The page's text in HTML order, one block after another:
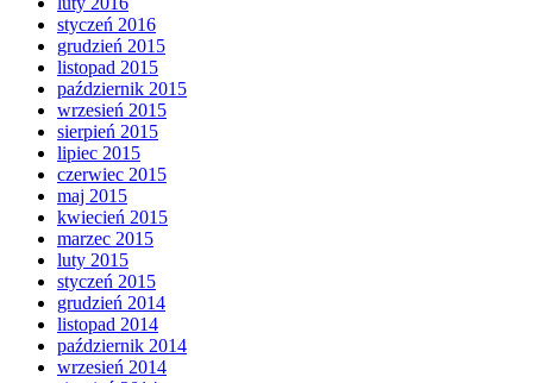
styczeń 2016
grudzień 2015
listopad 2015
październik 2015
wrzesień 2015
sierpień 2015
lipiec 2015
czerwiec 2015
maj 2015
kwiecień 2015
marzec 2015
luty 2015
styczeń 2015
grudzień 2014
listopad 2014
październik 2014
wrzesień 2014